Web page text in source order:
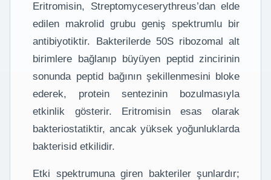
Eritromisin, Streptomyceserythreus’dan elde
edilen makrolid grubu geniş spektrumlu bir
antibiyotiktir. Bakterilerde 50S ribozomal alt
birimlere bağlanıp büyüyen peptid zincirinin
sonunda peptid bağının şekillenmesini bloke
ederek, protein sentezinin bozulmasıyla
etkinlik gösterir. Eritromisin esas olarak
bakteriostatiktir, ancak yüksek yoğunluklarda
bakterisid etkilidir.
Etki spektrumuna giren bakteriler şunlardır;